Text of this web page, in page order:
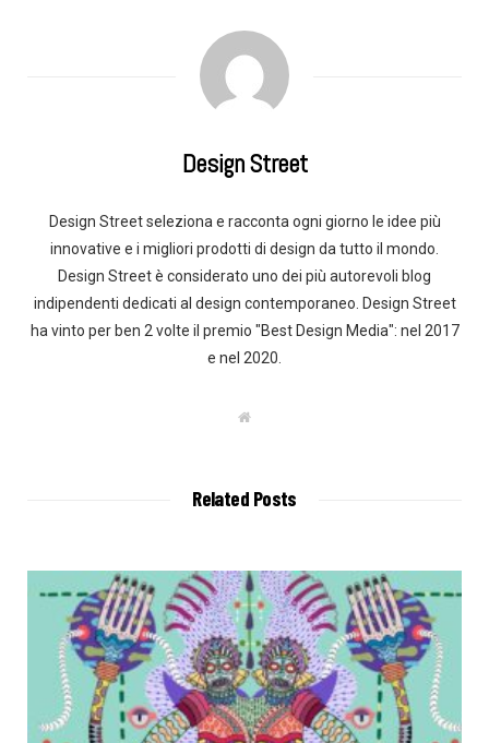
Design Street
Design Street seleziona e racconta ogni giorno le idee più
innovative e i migliori prodotti di design da tutto il mondo.
Design Street è considerato uno dei più autorevoli blog
indipendenti dedicati al design contemporaneo. Design Street
ha vinto per ben 2 volte il premio "Best Design Media": nel 2017
e nel 2020.
W
Related Posts